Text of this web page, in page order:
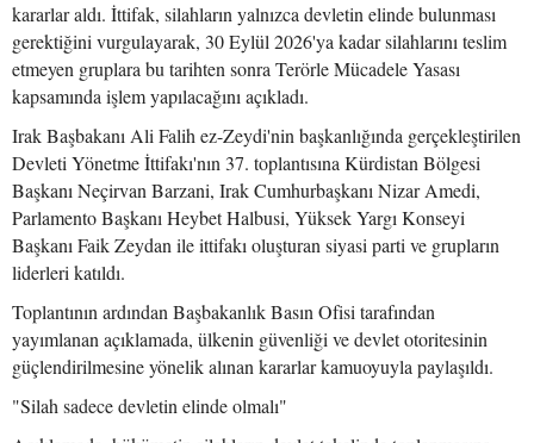
kararlar aldı. İttifak, silahların yalnızca devletin elinde bulunması
gerektiğini vurgulayarak, 30 Eylül 2026'ya kadar silahlarını teslim
etmeyen gruplara bu tarihten sonra Terörle Mücadele Yasası
kapsamında işlem yapılacağını açıkladı.
Irak Başbakanı Ali Falih ez-Zeydi'nin başkanlığında gerçekleştirilen
Devleti Yönetme İttifakı'nın 37. toplantısına Kürdistan Bölgesi
Başkanı Neçirvan Barzani, Irak Cumhurbaşkanı Nizar Amedi,
Parlamento Başkanı Heybet Halbusi, Yüksek Yargı Konseyi
Başkanı Faik Zeydan ile ittifakı oluşturan siyasi parti ve grupların
liderleri katıldı.
Toplantının ardından Başbakanlık Basın Ofisi tarafından
yayımlanan açıklamada, ülkenin güvenliği ve devlet otoritesinin
güçlendirilmesine yönelik alınan kararlar kamuoyuyla paylaşıldı.
"Silah sadece devletin elinde olmalı"